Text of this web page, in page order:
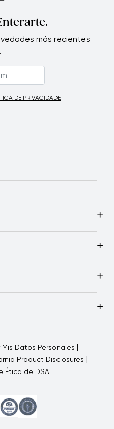
más recientes
DE PRIVACIDADE
VajillasElectrodomésticos
Royal PrestigePrograma
Garantía Royal Prestige
apoyamosBlogs -
Mis Datos Personales |
Product Disclosures |
Ética de DSA